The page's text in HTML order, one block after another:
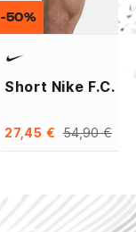
Short Nike F.C.
27,45 € 54,90 €
-50%